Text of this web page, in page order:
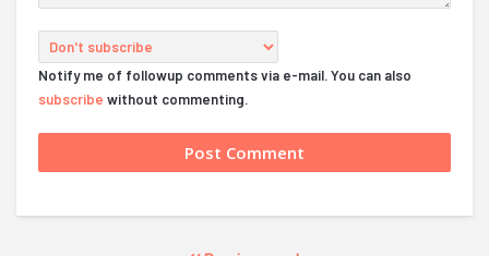
Notify me of followup comments via e-mail. You can also
subscribe without commenting.